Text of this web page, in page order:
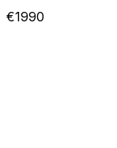
€1990